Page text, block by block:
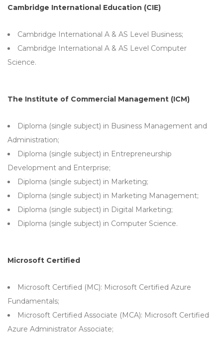
Cambridge International Education (CIE)
Cambridge International A & AS Level Business;
Cambridge International A & AS Level Computer
Science.
The Institute of Commercial Management (ICM)
Diploma (single subject) in Business Management and
Administration;
Diploma (single subject) in Entrepreneurship
Development and Enterprise;
Diploma (single subject) in Marketing;
Diploma (single subject) in Marketing Management;
Diploma (single subject) in Digital Marketing;
Diploma (single subject) in Computer Science.
Microsoft Certified
Microsoft Certified (MC): Microsoft Certified Azure
Fundamentals;
Microsoft Certified Associate (MCA): Microsoft Certified
Azure Administrator Associate;